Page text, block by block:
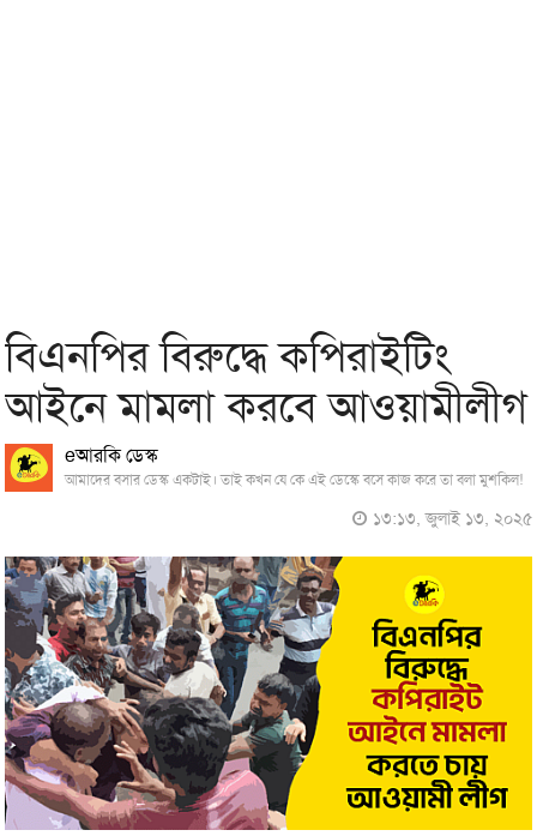
বিএনপির বিরুদ্ধে কপিরাইটিং
আইনে মামলা করবে আওয়ামীলীগ
eআরকি ডেস্ক
আমাদের বসার ডেস্ক একটাই। তাই কখন যে কে এই ডেস্কে বসে কাজ করে তা বলা মুশকিল!
১৩:১৩, জুলাই ১৩, ২০২৫